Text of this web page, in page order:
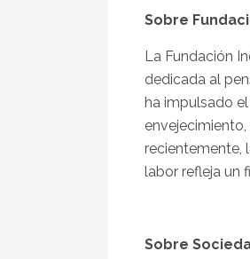
Sobre
La Fundación
dedicada al
ha impulsado
recientemente,
labor refleja un
Sobre